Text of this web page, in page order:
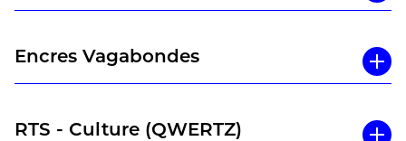
Encres Vagabondes
RTS - Culture (QWERTZ)